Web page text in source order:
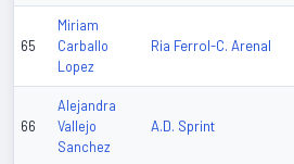
65
Miriam
Carballo
Lopez
Ria Ferrol-C. Arenal
66
Alejandra
Vallejo
Sanchez
A.D. Sprint